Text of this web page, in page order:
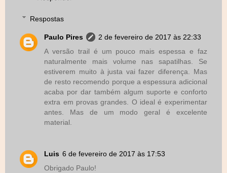
Respostas
Paulo Pires
2 de fevereiro de 2017 às 22:33
A versão trail é um pouco mais espessa e faz
naturalmente mais volume nas sapatilhas. Se
estiverem muito à justa vai fazer diferença. Mas
de resto recomendo porque a espessura adicional
acaba por dar também algum suporte e conforto
extra em provas grandes. O ideal é experimentar
antes. Mas de um modo geral é excelente
material.
Luis 6 de fevereiro de 2017 às 17:53
Obrigado Paulo!